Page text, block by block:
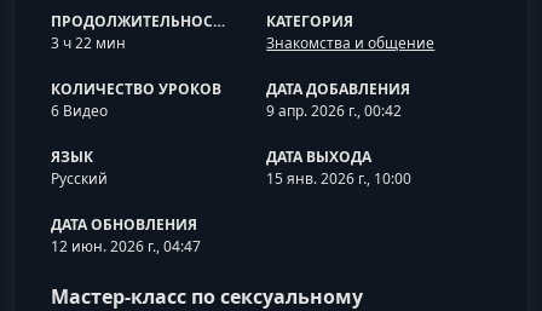
ПРОДОЛЖИТЕЛЬНОСТЬ
3 ч 22 мин
КАТЕГОРИЯ
Знакомства и общение
КОЛИЧЕСТВО УРОКОВ
6 Видео
ДАТА ДОБАВЛЕНИЯ
9 апр. 2026 г., 00:42
ЯЗЫК
Русский
ДАТА ВЫХОДА
15 янв. 2026 г., 10:00
ДАТА ОБНОВЛЕНИЯ
12 июн. 2026 г., 04:47
Мастер‑класс по сексуальному